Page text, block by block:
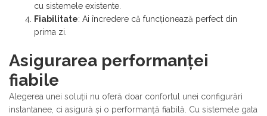
cu sistemele existente.
Fiabilitate: Ai încredere că funcționează perfect din
prima zi.
Asigurarea performanței
fiabile
Alegerea unei soluții nu oferă doar confortul unei configurări
instantanee, ci asigură și o performanță fiabilă. Cu sistemele gata